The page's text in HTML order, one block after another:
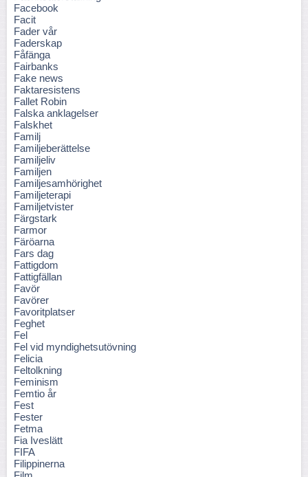
Facebook
Facit
Fader vår
Faderskap
Fåfänga
Fairbanks
Fake news
Faktaresistens
Fallet Robin
Falska anklagelser
Falskhet
Familj
Familjeberättelse
Familjeliv
Familjen
Familjesamhörighet
Familjeterapi
Familjetvister
Färgstark
Farmor
Färöarna
Fars dag
Fattigdom
Fattigfällan
Favör
Favörer
Favoritplatser
Feghet
Fel
Fel vid myndighetsutövning
Felicia
Feltolkning
Feminism
Femtio år
Fest
Fester
Fetma
Fia Iveslätt
FIFA
Filippinerna